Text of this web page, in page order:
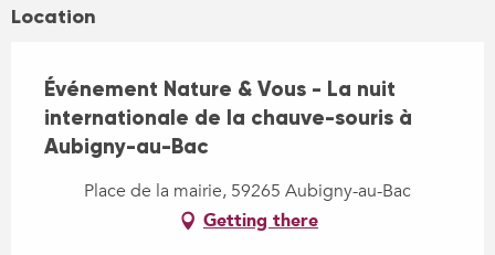
Location
Événement Nature & Vous - La nuit
internationale de la chauve-souris à
Aubigny-au-Bac
Place de la mairie, 59265 Aubigny-au-Bac
Getting there